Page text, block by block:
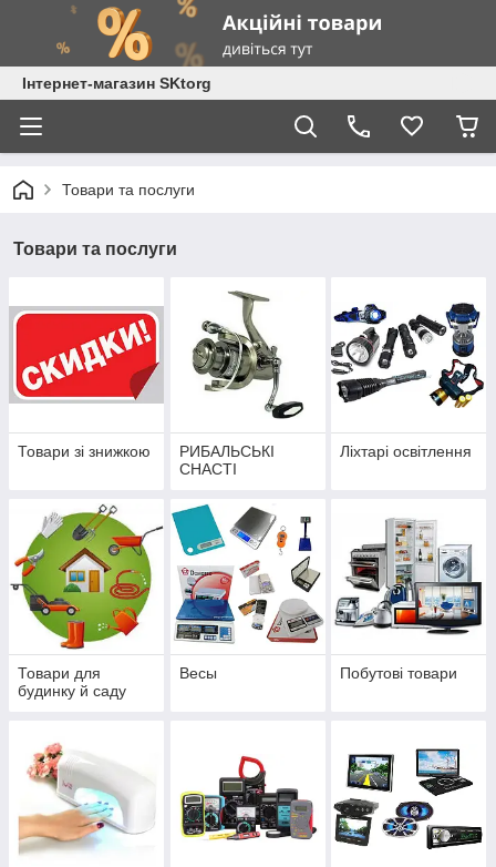
Інтернет-магазин SKtorg
Товари та послуги
Товари та послуги
Товари зі знижкою
РИБАЛЬСЬКІ
СНАСТІ
Ліхтарі освітлення
Товари для
будинку й саду
Весы Побутові товари